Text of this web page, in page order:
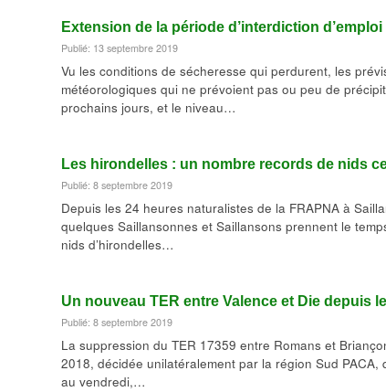
Extension de la période d’interdiction d’emploi
Publié: 13 septembre 2019
Vu les conditions de sécheresse qui perdurent, les
météorologiques qui ne prévoient pas ou peu de
prochains jours, et le niveau…
Les hirondelles : un nombre records de nids
Publié: 8 septembre 2019
Depuis les 24 heures naturalistes de la FRAPNA à
quelques Saillansonnes et Saillansons prennent le
nids d’hirondelles…
Un nouveau TER entre Valence et Die depuis
Publié: 8 septembre 2019
La suppression du TER 17359 entre Romans et
2018, décidée unilatéralement par la région Sud PACA,
au vendredi,…